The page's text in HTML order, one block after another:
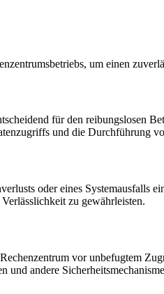
um einen
für den reibungslosen
und die Durchführung
oder eines Systemausfalls
zu gewährleisten.
vor unbefugtem
und andere